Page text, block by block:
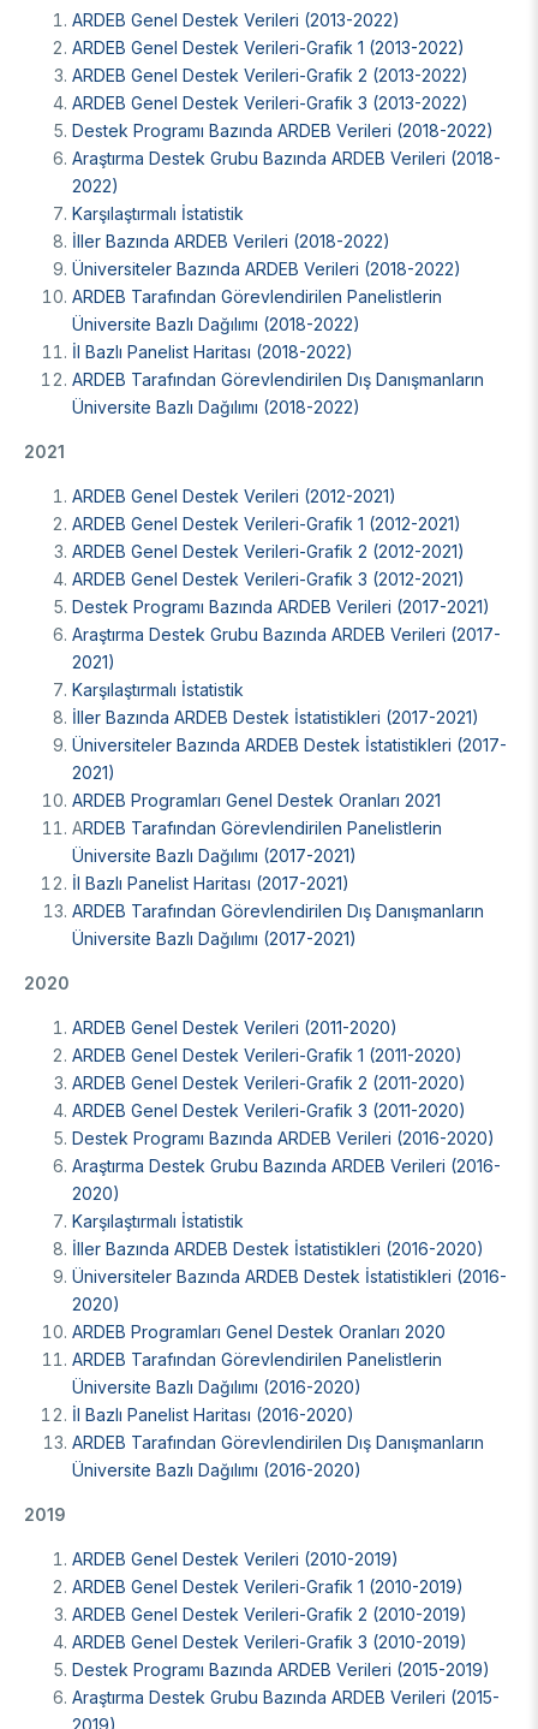
Yapay Zekâ Enstitüsü (YZE)
Yazılım Teknolojileri Araştırma Enstitüsü (YTE)
İleri Teknolojiler Araştırma Enstitüsü (İLTAREN)
Savunma Sanayii Araştırma ve Geliştirme Enstitüsü (SAGE)
TEKSEB ve TEKNOPARK
Temel Bilimler Araştırma Enstitüsü (TBAE)
Temiz Enerji, İklim Değişikliği ve Sürdürülebilirlik Araştırma
Türkiye Sanayi Sevk ve İdare Enstitüsü (TÜSSİDE)
Ulusal Metroloji Enstitüsü (UME)
Uzay Teknolojileri Araştırma Enstitüsü (UZAY)
Kutup Araştırmaları Enstitüsü (KARE)
Bursa Test ve Analiz Laboratuvarı (BUTAL)
Ulusal Akademik Ağ ve Bilgi Merkezi (ULAKBİM)
Haber Arşivi
Video Arşivi
Fotoğraf Arşivi
KVKK Aydınlatma metni
ARDEB Genel Destek Verileri (2013-2022)
ARDEB Genel Destek Verileri-Grafik 1 (2013-2022)
ARDEB Genel Destek Verileri-Grafik 2 (2013-2022)
ARDEB Genel Destek Verileri-Grafik 3 (2013-2022)
Destek Programı Bazında ARDEB Verileri (2018-2022)
Araştırma Destek Grubu Bazında ARDEB Verileri (2018-
2022)
Karşılaştırmalı İstatistik
İller Bazında ARDEB Verileri (2018-2022)
Üniversiteler Bazında ARDEB Verileri (2018-2022)
ARDEB Tarafından Görevlendirilen Panelistlerin
Üniversite Bazlı Dağılımı (2018-2022)
İl Bazlı Panelist Haritası (2018-2022)
ARDEB Tarafından Görevlendirilen Dış Danışmanların
Üniversite Bazlı Dağılımı (2018-2022)
2021
ARDEB Genel Destek Verileri (2012-2021)
ARDEB Genel Destek Verileri-Grafik 1 (2012-2021)
ARDEB Genel Destek Verileri-Grafik 2 (2012-2021)
ARDEB Genel Destek Verileri-Grafik 3 (2012-2021)
Destek Programı Bazında ARDEB Verileri (2017-2021)
Araştırma Destek Grubu Bazında ARDEB Verileri (2017-
2021)
Karşılaştırmalı İstatistik
İller Bazında ARDEB Destek İstatistikleri (2017-2021)
Üniversiteler Bazında ARDEB Destek İstatistikleri (2017-
2021)
ARDEB Programları Genel Destek Oranları 2021
ARDEB Tarafından Görevlendirilen Panelistlerin
Üniversite Bazlı Dağılımı (2017-2021)
İl Bazlı Panelist Haritası (2017-2021)
ARDEB Tarafından Görevlendirilen Dış Danışmanların
Üniversite Bazlı Dağılımı (2017-2021)
2020
ARDEB Genel Destek Verileri (2011-2020)
ARDEB Genel Destek Verileri-Grafik 1 (2011-2020)
ARDEB Genel Destek Verileri-Grafik 2 (2011-2020)
ARDEB Genel Destek Verileri-Grafik 3 (2011-2020)
Destek Programı Bazında ARDEB Verileri (2016-2020)
Araştırma Destek Grubu Bazında ARDEB Verileri (2016-
2020)
Karşılaştırmalı İstatistik
İller Bazında ARDEB Destek İstatistikleri (2016-2020)
Üniversiteler Bazında ARDEB Destek İstatistikleri (2016-
2020)
ARDEB Programları Genel Destek Oranları 2020
ARDEB Tarafından Görevlendirilen Panelistlerin
Üniversite Bazlı Dağılımı (2016-2020)
İl Bazlı Panelist Haritası (2016-2020)
ARDEB Tarafından Görevlendirilen Dış Danışmanların
Üniversite Bazlı Dağılımı (2016-2020)
2019
ARDEB Genel Destek Verileri (2010-2019)
ARDEB Genel Destek Verileri-Grafik 1 (2010-2019)
ARDEB Genel Destek Verileri-Grafik 2 (2010-2019)
ARDEB Genel Destek Verileri-Grafik 3 (2010-2019)
Destek Programı Bazında ARDEB Verileri (2015-2019)
Araştırma Destek Grubu Bazında ARDEB Verileri (2015-
2019)